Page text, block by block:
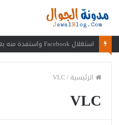
استغلال Facebook واستفدة منه بعيدًا عن إضاعة الوقت
الرئيسية/
VLC
VLC